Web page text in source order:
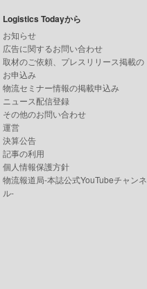
Logistics Todayから
お知らせ
広告に関するお問い合わせ
取材のご依頼、プレスリリース掲載の
お申込み
物流セミナー情報の掲載申込み
ニュース配信登録
その他のお問い合わせ
運営
決算公告
記事の利用
個人情報保護方針
物流報道局-本誌公式YouTubeチャンネ
ル-